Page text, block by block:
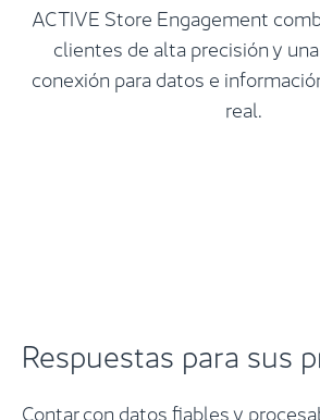
ACTIVE Store Engagement
clientes de alta precisión y
conexión para datos e
real.
Respuestas para sus
Contar con datos fiables y